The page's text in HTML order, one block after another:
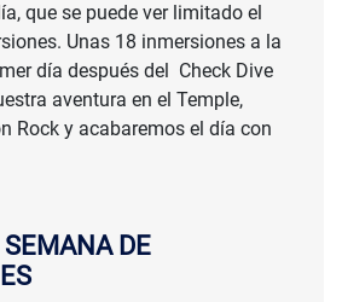
que se puede ver limitado el
Unas 18 inmersiones a la
día después del Check Dive
aventura en el Temple,
Rock y acabaremos el día con
DE